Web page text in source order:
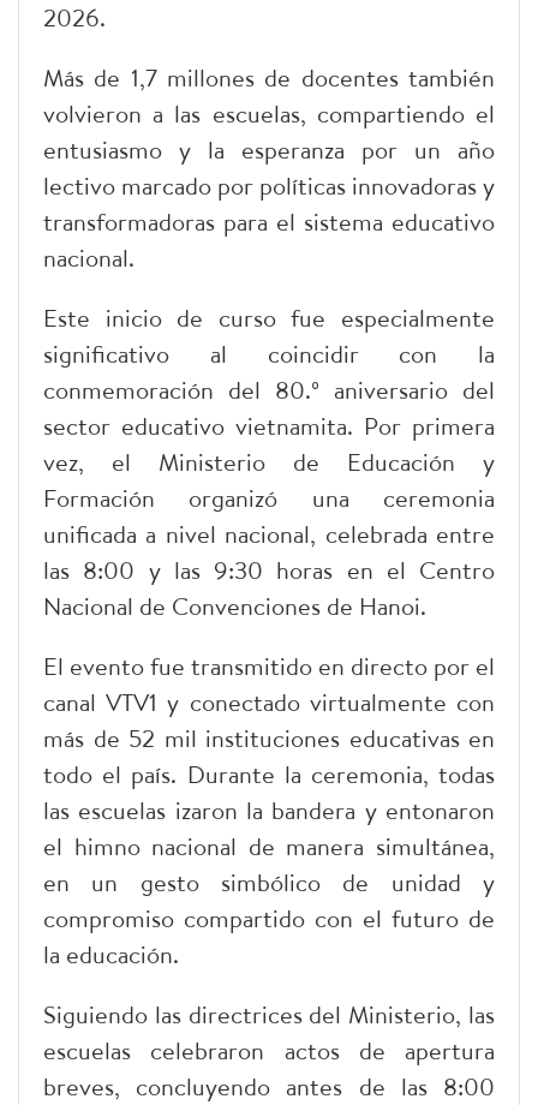
2026.
Más de 1,7 millones de docentes también
volvieron a las escuelas, compartiendo el
entusiasmo y la esperanza por un año
lectivo marcado por políticas innovadoras y
transformadoras para el sistema educativo
nacional.
Este inicio de curso fue especialmente
significativo al coincidir con la
conmemoración del 80.º aniversario del
sector educativo vietnamita. Por primera
vez, el Ministerio de Educación y
Formación organizó una ceremonia
unificada a nivel nacional, celebrada entre
las 8:00 y las 9:30 horas en el Centro
Nacional de Convenciones de Hanoi.
El evento fue transmitido en directo por el
canal VTV1 y conectado virtualmente con
más de 52 mil instituciones educativas en
todo el país. Durante la ceremonia, todas
las escuelas izaron la bandera y entonaron
el himno nacional de manera simultánea,
en un gesto simbólico de unidad y
compromiso compartido con el futuro de
la educación.
Siguiendo las directrices del Ministerio, las
escuelas celebraron actos de apertura
breves, concluyendo antes de las 8:00